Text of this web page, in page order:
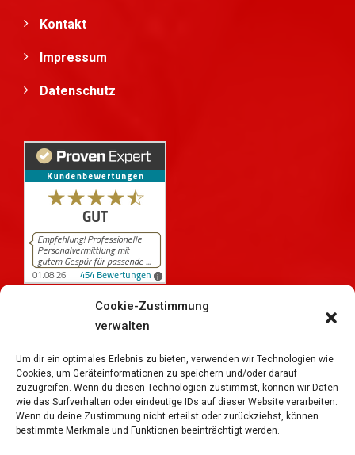
Cookie-Zustimmung
verwalten
Um dir ein optimales Erlebnis zu bieten, verwenden wir Technologien wie
Cookies, um Geräteinformationen zu speichern und/oder darauf
zuzugreifen. Wenn du diesen Technologien zustimmst, können wir Daten
wie das Surfverhalten oder eindeutige IDs auf dieser Website verarbeiten.
Wenn du deine Zustimmung nicht erteilst oder zurückziehst, können
bestimmte Merkmale und Funktionen beeinträchtigt werden.
Kontakt
Impressum
Datenschutz
iPersonal
Bewertungen auf ProvenExpert.com